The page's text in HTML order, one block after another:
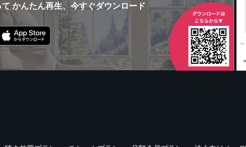
かんたん再生、今すぐダウンロード